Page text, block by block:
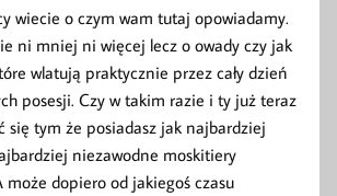
wiecie o czym wam tutaj opowiadamy.
ni mniej ni więcej lecz o owady czy jak
wlatują praktycznie przez cały dzień
posesji. Czy w takim razie i ty już teraz
się tym że posiadasz jak najbardziej
niezawodne moskitiery
może dopiero od jakiegoś czasu